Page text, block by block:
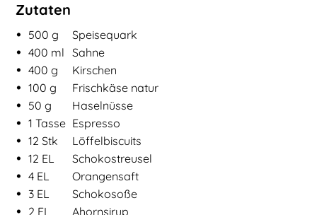
Zutaten
Zutaten fürKirsch-Schokoladen Tiramisu
• 500 g Speisequark
• 400 ml Sahne
• 400 g Kirschen
• 100 g Frischkäse natur
• 50 g Haselnüsse
• 1 Tasse Espresso
• 12 Stk Löffelbiscuits
• 12 EL Schokostreusel
• 4 EL Orangensaft
• 3 EL Schokosoße
• 2 EL Ahornsirup